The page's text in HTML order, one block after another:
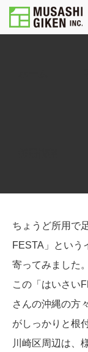
「はいさい
はー。今年もゴ
ちょうど所用で
FESTA」という
寄ってみました。
この「はいさい
さんの沖縄の方
がしっかりと根
川崎区周辺は、